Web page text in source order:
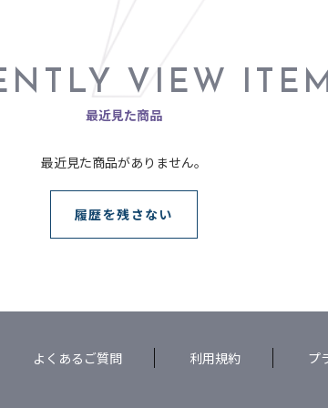
VIEW
最近見た商品
最近見た商品がありません。
履歴を残さない
よくあるご質問 利用規約 プ